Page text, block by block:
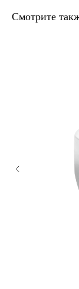
Смотрите